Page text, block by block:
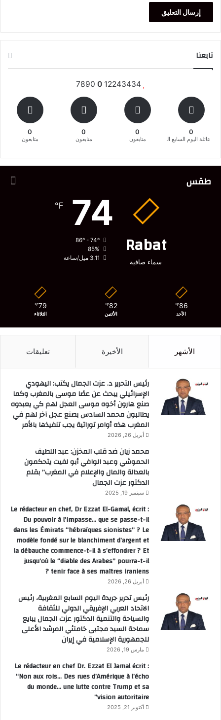
تابعنا
12243434
0
0
عائلة اليوم السابع المغربية
0
متابعون
0
متابعون
0
متابعون
طقس
Rabat
سماء صافية
74
℉
85%
3.11 ميل/ساعة
86
℉
الأحد
82
℉
الأثنين
79
℉
الثلاثاء
الأشهر الأخيرة تعليقات
رئيس التحرير د. عزت الجمال يكتب: اليهودي
الإسرائيلي يبحث عن عصًا موسى بالمغرب وكما
صنع هارون أخوه موسى العجل لهم كي يعبدوه
يطالبون محمد السادس بصنع عجل آخر لهم في
المغرب هذه أوامر توراتية يجب تنفيذها بالأمر
أبريل 26, 2026
محمد زيان ضد قلب المخزن: عبد اللطيف
الحموشي وعبد الوافي أبو لفيت يتحكمون
بالعدالة والمال والإعلام في المغرب” بقلم
الدكتور عزت الجمال
سبتمبر 19, 2025
Le rédacteur en chef, Dr Ezzat El-Gamal, écrit :
Du pouvoir à l’impasse… que se passe-t-il
dans les Émirats “hébraïques sionistes” ? Le
modèle fondé sur le blanchiment d’argent et
la débauche commence-t-il à s’effondrer ? Et
jusqu’où le “diable des Arabes” pourra-t-il
tenir face à ses maîtres iraniens ?
أبريل 26, 2026
رئيس تحرير جريدة اليوم السابع المغربية، رئيس
الاتحاد العربي الإفريقي الدولي للثقافة
والسياحة والتنمية الدكتور عزت الجمال يبايع
سماحة السيد مجتبى خامنئي المرشد الأعلى
للجمهورية الإسلامية في إيران
مارس 19, 2026
Le rédacteur en chef Dr. Ezzat El Jamal écrit :
“Non aux rois… Des rues d’Amérique à l’écho
du monde… une lutte contre Trump et sa
vision autoritaire”
أكتوبر 21, 2025